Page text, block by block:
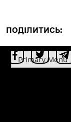
ПОДІЛИТИСЬ:
Primary Menu